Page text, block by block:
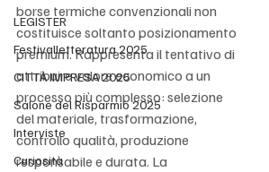
LEGISTER
Festivalletteratura 2025
CITTÀ IMPRESA 2025
Salone del Risparmio 2025
Interviste
Curiosità
borse termiche convenzionali non
costituisce soltanto posizionamento
premium. Rappresenta il tentativo di
attribuire valore economico a un
processo più complesso: selezione
del materiale, trasformazione,
controllo qualità, produzione
responsabile e durata. La